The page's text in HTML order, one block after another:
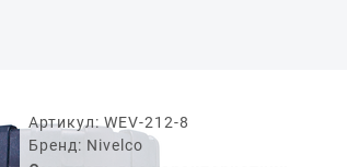
Артикул: WEV-212-8
Бренд: Nivelco